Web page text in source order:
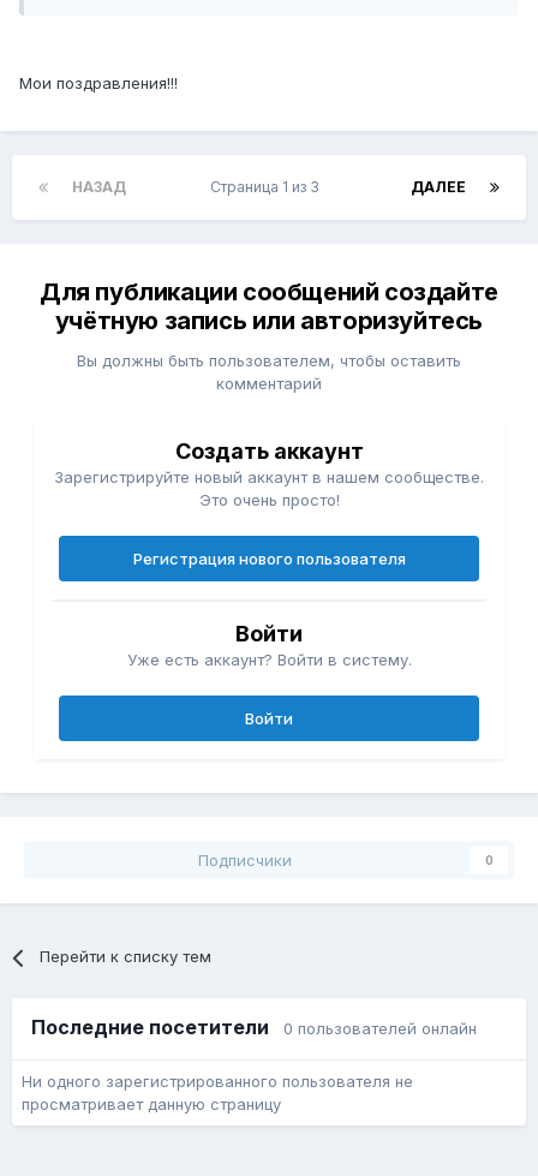
Мои поздравления!!!
НАЗАД ДАЛЕЕ
Страница 1 из 3
Для публикации сообщений создайте
учётную запись или авторизуйтесь
Вы должны быть пользователем, чтобы оставить
комментарий
Создать аккаунт
Зарегистрируйте новый аккаунт в нашем сообществе.
Это очень просто!
Регистрация нового пользователя
Войти
Уже есть аккаунт? Войти в систему.
Войти
Подписчики 0
Перейти к списку тем
Последние посетители 0 пользователей онлайн
Ни одного зарегистрированного пользователя не
просматривает данную страницу